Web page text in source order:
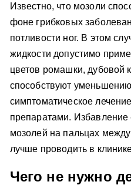
Известно, что мозоли
фоне грибковых
потливости ног. В этом
жидкости допустимо
цветов ромашки, дубовой
способствуют
симптоматическое
препаратами. Избавление
мозолей на пальцах
лучше проводить в
Чего не нужно